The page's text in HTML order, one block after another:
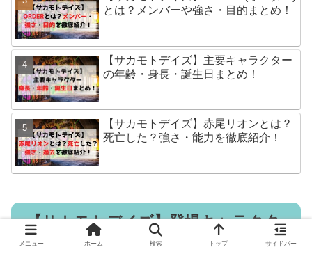
とは？メンバーや強さ・目的まとめ！
【サカモトデイズ】主要キャラクター
の年齢・身長・誕生日まとめ！
【サカモトデイズ】赤尾リオンとは？
死亡した？強さ・能力を徹底紹介！
【サカモトデイズ】登場キャラクタ
ー一覧
メニュー ホーム 検索 トップ サイドバー